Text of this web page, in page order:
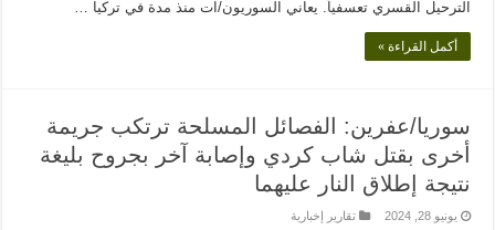
الترحيل القسري تعسفياً. يعاني السوريون/ات منذ مدة في تركيا …
أكمل القراءة »
سوريا/عفرين: الفصائل المسلحة ترتكب جريمة
أخرى بقتل شاب كردي وإصابة آخر بجروح بليغة
نتيجة إطلاق النار عليهما
يونيو 28, 2024 تقارير إخبارية